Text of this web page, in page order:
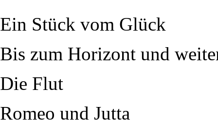
Ein Stück vom Glück
Bis zum Horizont und
Die Flut
Romeo und Jutta